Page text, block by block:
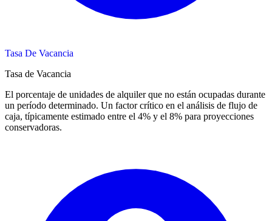
Tasa De Vacancia
Tasa de Vacancia
El porcentaje de unidades de alquiler que no están ocupadas durante
un período determinado. Un factor crítico en el análisis de flujo de
caja, típicamente estimado entre el 4% y el 8% para proyecciones
conservadoras.